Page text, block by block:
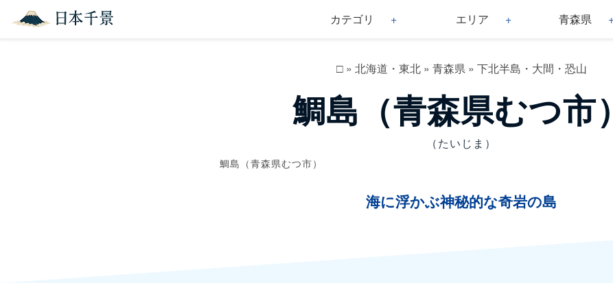
カテゴリ エリア 青森県
□» 北海道・東北» 青森県» 下北半島・大間・恐山
鯛島（青森県むつ市）
（たいじま）
鯛島（青森県むつ市）
海に浮かぶ神秘的な奇岩の島